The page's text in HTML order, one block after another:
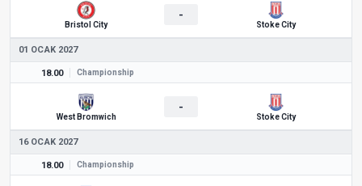
Bristol City
-
Stoke City
01 OCAK 2027
18.00 Championship
West Bromwich
-
Stoke City
16 OCAK 2027
18.00 Championship